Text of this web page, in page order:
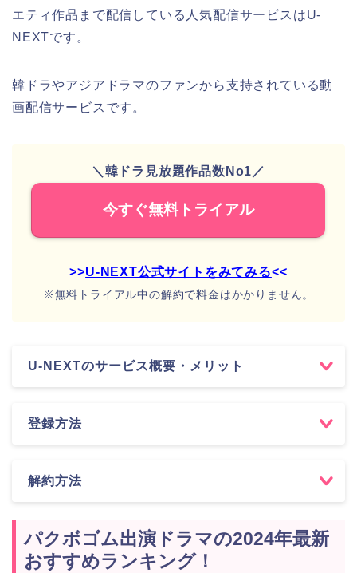
エティ作品まで配信している人気配信サービスはU-
NEXTです。
韓ドラやアジアドラマのファンから支持されている動
画配信サービスです。
＼韓ドラ見放題作品数No1／
今すぐ無料トライアル
>>U-NEXT公式サイトをみてみる<<
※無料トライアル中の解約で料金はかかりません。
U-NEXTのサービス概要・メリット
登録方法
解約方法
パクボゴム出演ドラマの2024年最新
おすすめランキング！